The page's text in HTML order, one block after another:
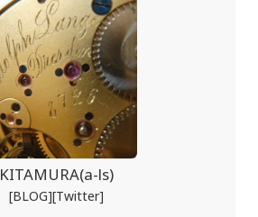
KITAMURA(a-ls)
[BLOG][Twitter]